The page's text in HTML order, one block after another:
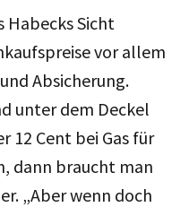
Habecks Sicht
vor allem
Absicherung.
unter dem Deckel
12 Cent bei Gas für
dann braucht man
„Aber wenn doch